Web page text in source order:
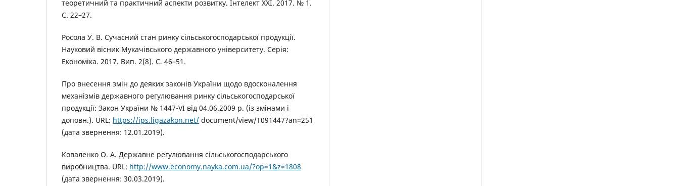
теоретичний та практичний аспекти розвитку. Інтелект ХХІ. 2017. № 1.
С. 22–27.
Росола У. В. Сучасний стан ринку сільськогосподарської продукції.
Науковий вісник Мукачівського державного університету. Серія:
Економіка. 2017. Вип. 2(8). С. 46–51.
Про внесення змін до деяких законів України щодо вдосконалення
механізмів державного регулювання ринку сільськогосподарської
продукції: Закон України № 1447-VI від 04.06.2009 р. (із змінами і
доповн.). URL: https://ips.ligazakon.net/ document/view/T091447?an=251
(дата звернення: 12.01.2019).
Коваленко О. А. Державне регулювання сільськогосподарського
виробництва. URL: http://www.economy.nayka.com.ua/?op=1&z=1808
(дата звернення: 30.03.2019).